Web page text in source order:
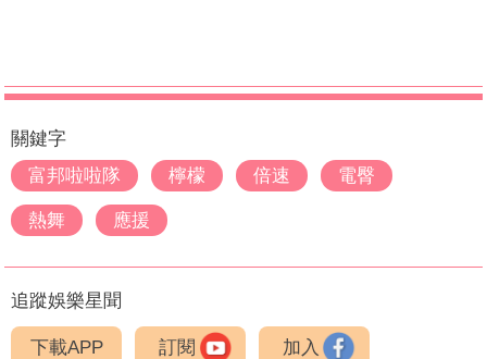
關鍵字
富邦啦啦隊
檸檬 倍速 電臀
熱舞 應援
追蹤娛樂星聞
下載APP 訂閱 加入